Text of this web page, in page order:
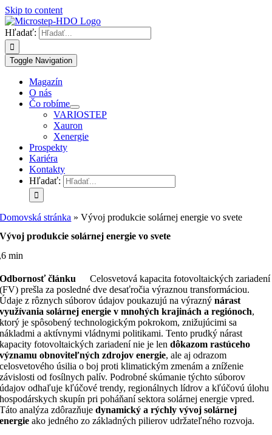
Skip to content
Hľadať:
Toggle Navigation
Magazín
O nás
Čo robíme
VARIOSTEP
Xauron
Xenergie
Prospekty
Kariéra
Kontakty
Hľadať:
Domovská stránka »Vývoj produkcie solárnej energie vo svete
Vývoj produkcie solárnej energie vo svete
min
Odbornosť článku
Celosvetová kapacita fotovoltaických zariadení
(FV) prešla za posledné dve desaťročia výraznou transformáciou.
Údaje z rôznych súborov údajov poukazujú na výraznýnárast
využívania solárnej energie v mnohých krajinách a regiónoch,
ktorý je spôsobený technologickým pokrokom, znižujúcimi sa
nákladmi a aktívnymi vládnymi politikami. Tento prudký nárast
kapacity fotovoltaických zariadení nie je lendôkazom rastúceho
významu obnoviteľných zdrojov energie, ale aj odrazom
celosvetového úsilia o boj proti klimatickým zmenám a zníženie
závislosti od fosílnych palív. Podrobné skúmanie týchto súborov
údajov odhaľuje kľúčové trendy, regionálnych lídrov a kľúčovú úlohu
hospodárskych skupín pri poháňaní sektora solárnej energie vpred.
Táto analýza zdôrazňujedynamický a rýchly vývoj solárnej
energie ako jedného zo základných pilierov udržateľného rozvoja.